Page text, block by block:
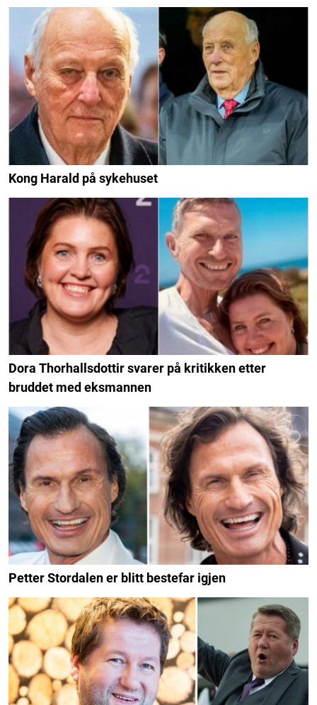
Kong Harald på sykehuset
Dora Thorhallsdottir svarer på kritikken etter
bruddet med eksmannen
Petter Stordalen er blitt bestefar igjen